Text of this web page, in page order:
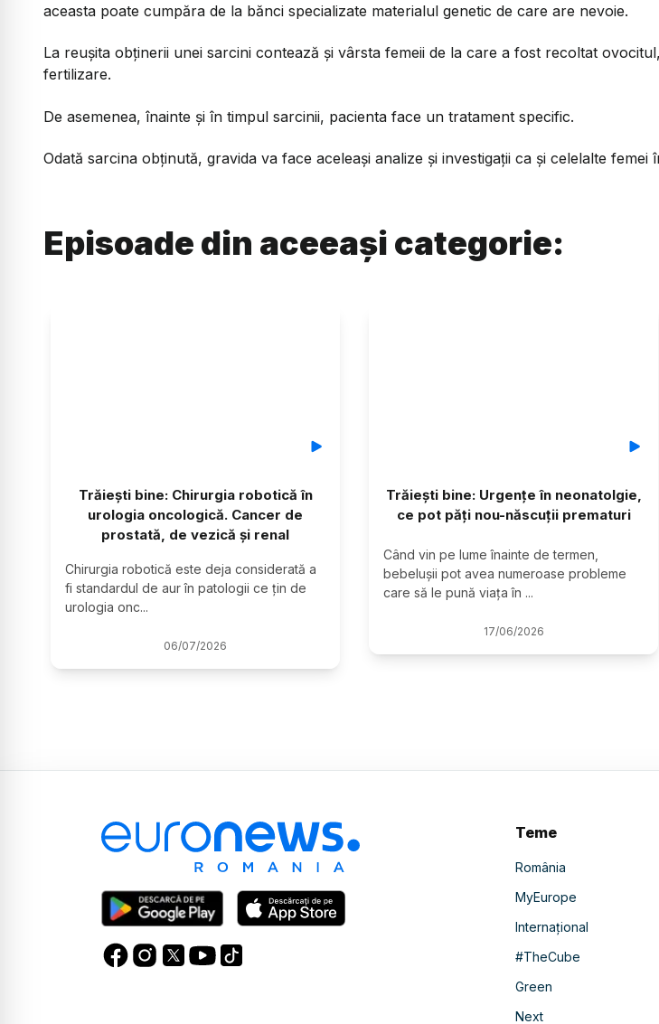
aceasta poate cumpăra de la bănci specializate materialul genetic de care are nevoie.
La reușita obținerii unei sarcini contează și vârsta femeii de la care a fost recoltat
fertilizare.
De asemenea, înainte și în timpul sarcinii, pacienta face un tratament specific.
Odată sarcina obținută, gravida va face aceleași analize și investigații ca și celelalte
Episoade din aceeași categorie:
Trăiești bine: Chirurgia robotică în
urologia oncologică. Cancer de
prostată, de vezică și renal
Chirurgia robotică este deja considerată a
fi standardul de aur în patologii ce țin de
urologia onc...
06/07/2026
Trăiești bine: Urgențe în neonatolgie,
ce pot păți nou-născuții prematuri
Când vin pe lume înainte de termen,
bebelușii pot avea numeroase probleme
care să le pună viața în ...
17/06/2026
Teme
România
MyEurope
Internațional
#TheCube
Green
Next